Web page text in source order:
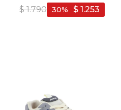
Bordo - Bordo
$ 1.790 $ 1.253
30